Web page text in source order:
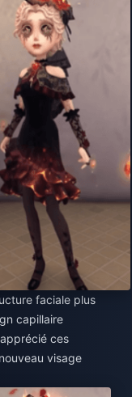
faciale plus
capillaire
ces
visage